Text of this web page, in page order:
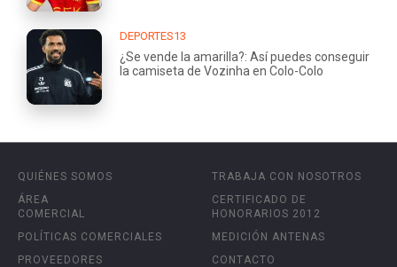
DEPORTES13
¿Se vende la amarilla?: Así puedes conseguir
la camiseta de Vozinha en Colo-Colo
QUIÉNES SOMOS
ÁREA
COMERCIAL
POLÍTICAS COMERCIALES
PROVEEDORES
TRABAJA CON NOSOTROS
CERTIFICADO DE
HONORARIOS 2012
MEDICIÓN ANTENAS
CONTACTO